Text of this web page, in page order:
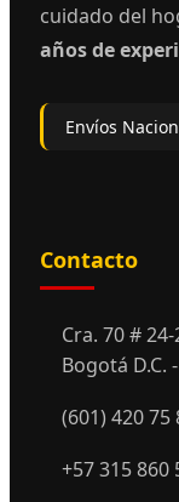
cuidado del
años de
Envíos
Contacto
Cra. 70 #
Bogotá D.C.
(601) 420 75
+57 315 860